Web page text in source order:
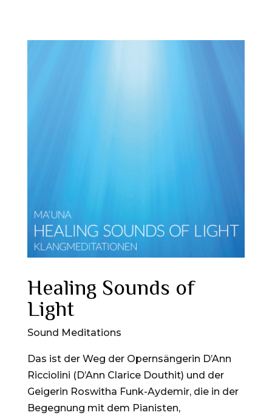
Healing Sounds of
Light
Sound Meditations
Das ist der Weg der Opernsängerin D’Ann
Ricciolini (D’Ann Clarice Douthit) und der
Geigerin Roswitha Funk-Aydemir, die in der
Begegnung mit dem Pianisten,